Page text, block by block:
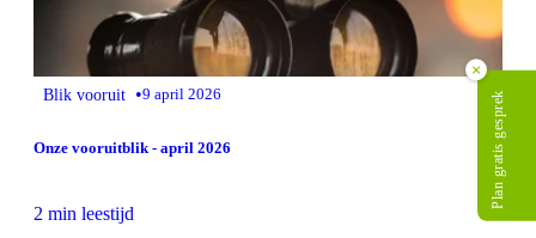
Blik vooruit •9 april 2026
Onze vooruitblik - april 2026
2 min leestijd
×
Plan gratis gesprek